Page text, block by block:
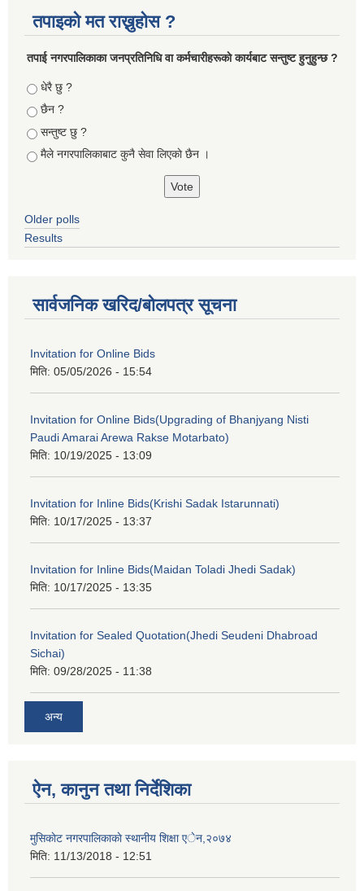
तपाइको मत राख्नुहोस ?
तपा‌ई नगरपालिकाका जनप्रतिनिधि वा कर्मचारीहरूकाे कार्यबाट सन्तुष्ट हुनुहुन्छ ?
Choices
धेरै छु ?
छैन ?
सन्तुष्ट छु ?
मैले नगरपालिकाबाट कुनै सेवा लिएकाे छैन ।
Older polls
Results
सार्वजनिक खरिद/बोलपत्र सूचना
Invitation for Online Bids
मिति: 05/05/2026 - 15:54
Invitation for Online Bids(Upgrading of Bhanjyang Nisti
Paudi Amarai Arewa Rakse Motarbato)
मिति: 10/19/2025 - 13:09
Invitation for Inline Bids(Krishi Sadak Istarunnati)
मिति: 10/17/2025 - 13:37
Invitation for Inline Bids(Maidan Toladi Jhedi Sadak)
मिति: 10/17/2025 - 13:35
Invitation for Sealed Quotation(Jhedi Seudeni Dhabroad
Sichai)
मिति: 09/28/2025 - 11:38
अन्य
ऐन, कानुन तथा निर्देशिका
मुसिकाेट नगरपालिकाकाे स्थानीय शिक्षा एेन,२०७४
मिति: 11/13/2018 - 12:51